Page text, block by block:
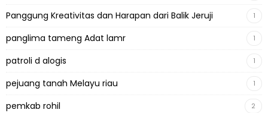
Panggung Kreativitas dan Harapan dari Balik Jeruji 1
panglima tameng Adat lamr 1
patroli d alogis 1
pejuang tanah Melayu riau 1
pemkab rohil 2